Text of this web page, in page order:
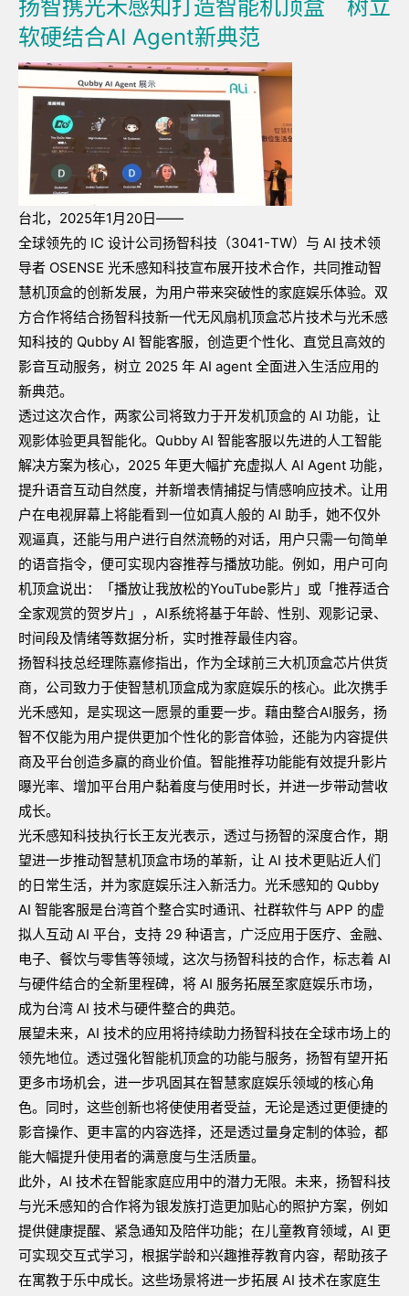
扬智携光禾感知打造智能机顶盒 树立
软硬结合AI Agent新典范
台北，2025年1月20日——
全球领先的 IC 设计公司扬智科技（3041-TW）与 AI 技术领
导者 OSENSE 光禾感知科技宣布展开技术合作，共同推动智
慧机顶盒的创新发展，为用户带来突破性的家庭娱乐体验。双
方合作将结合扬智科技新一代无风扇机顶盒芯片技术与光禾感
知科技的 Qubby AI 智能客服，创造更个性化、直觉且高效的
影音互动服务，树立 2025 年 AI agent 全面进入生活应用的
新典范。
透过这次合作，两家公司将致力于开发机顶盒的 AI 功能，让
观影体验更具智能化。 Qubby AI 智能客服以先进的人工智能
解决方案为核心， 2025 年更大幅扩充虚拟人 AI Agent 功能，
提升语音互动自然度，并新增表情捕捉与情感响应技术。让用
户在电视屏幕上将能看到一位如真人般的 AI 助手，她不仅外
观逼真，还能与用户进行自然流畅的对话，用户只需一句简单
的语音指令，便可实现内容推荐与播放功能。例如，用户可向
机顶盒说出：「播放让我放松的YouTube影片」或「推荐适合
全家观赏的贺岁片」， AI系统将基于年龄、性别、观影记录、
时间段及情绪等数据分析，实时推荐最佳内容。
扬智科技总经理陈嘉修指出，作为全球前三大机顶盒芯片供货
商，公司致力于使智慧机顶盒成为家庭娱乐的核心。此次携手
光禾感知，是实现这一愿景的重要一步。藉由整合AI服务，扬
智不仅能为用户提供更加个性化的影音体验，还能为内容提供
商及平台创造多赢的商业价值。智能推荐功能能有效提升影片
曝光率、增加平台用户黏着度与使用时长，并进一步带动营收
成长。
光禾感知科技执行长王友光表示，透过与扬智的深度合作，期
望进一步推动智慧机顶盒市场的革新，让 AI 技术更贴近人们
的日常生活，并为家庭娱乐注入新活力。光禾感知的 Qubby
AI 智能客服是台湾首个整合实时通讯、社群软件与 APP 的虚
拟人互动 AI 平台，支持 29 种语言，广泛应用于医疗、金融、
电子、餐饮与零售等领域，这次与扬智科技的合作，标志着 AI
与硬件结合的全新里程碑，将 AI 服务拓展至家庭娱乐市场，
成为台湾 AI 技术与硬件整合的典范。
展望未来， AI 技术的应用将持续助力扬智科技在全球市场上的
领先地位。透过强化智能机顶盒的功能与服务，扬智有望开拓
更多市场机会，进一步巩固其在智慧家庭娱乐领域的核心角
色。同时，这些创新也将使使用者受益，无论是透过更便捷的
影音操作、更丰富的内容选择，还是透过量身定制的体验，都
能大幅提升使用者的满意度与生活质量。
此外， AI 技术在智能家庭应用中的潜力无限。未来，扬智科技
与光禾感知的合作将为银发族打造更加贴心的照护方案，例如
提供健康提醒、紧急通知及陪伴功能；在儿童教育领域， AI 更
可实现交互式学习，根据学龄和兴趣推荐教育内容，帮助孩子
在寓教于乐中成长。这些场景将进一步拓展 AI 技术在家庭生